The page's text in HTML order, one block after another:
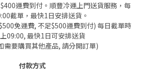
運費到付。順豐冷運上門送貨服務，每
截單，最快1日安排送貨。
免運費, 不足$500運費到付) 每日截單時
09:00, 最快1日可安排送貨
需要購買其他產品, 請分開訂單)
付款方式